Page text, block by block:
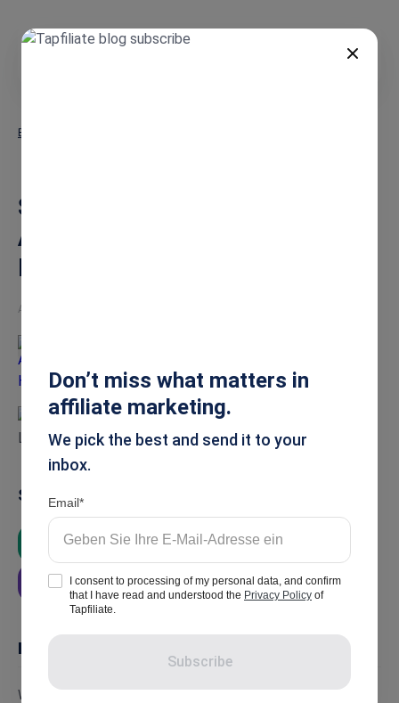
Blog
So berechnen Sie SaaS-
Affiliate-Provisionen: Der ROI-
Leitfaden 2026
Apr 30, 2026
Summarise
ChatGPT Google AI Grok
Perplexity
In this article
Wie man SaaS-Affiliate-Provisionen berechnet: Der ROI-
Don’t miss what matters in
affiliate marketing.
We pick the best and send it to your
inbox.
Email
I consent to processing of my personal data, and confirm
that I have read and understood the Privacy Policy of
Tapfiliate.
Subscribe